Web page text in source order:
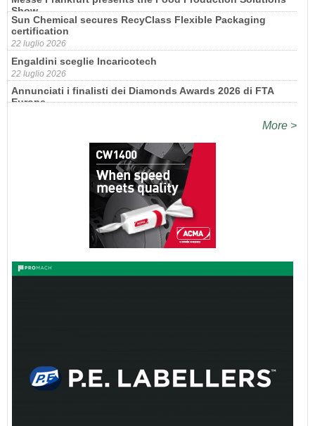
certification
22 luglio 2026
Engaldini sceglie Incaricotech
22 luglio 2026
Annunciati i finalisti dei Diamonds Awards 2026 di FTA
Europe
14 luglio 2026
More >